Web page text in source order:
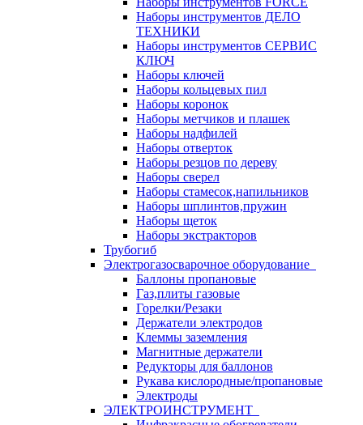
Наборы инструментов ДЕЛО
ТЕХНИКИ
Наборы инструментов СЕРВИС
КЛЮЧ
Наборы ключей
Наборы кольцевых пил
Наборы коронок
Наборы метчиков и плашек
Наборы надфилей
Наборы отверток
Наборы резцов по дереву
Наборы сверел
Наборы стамесок,напильников
Наборы шплинтов,пружин
Наборы щеток
Наборы экстракторов
Трубогиб
Электрогазосварочное оборудование
Баллоны пропановые
Газ,плиты газовые
Горелки/Резаки
Держатели электродов
Клеммы заземления
Магнитные держатели
Редукторы для баллонов
Рукава кислородные/пропановые
Электроды
ЭЛЕКТРОИНСТРУМЕНТ